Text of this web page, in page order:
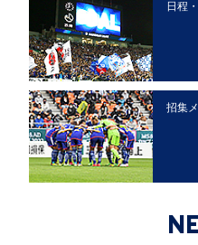
日程
招集